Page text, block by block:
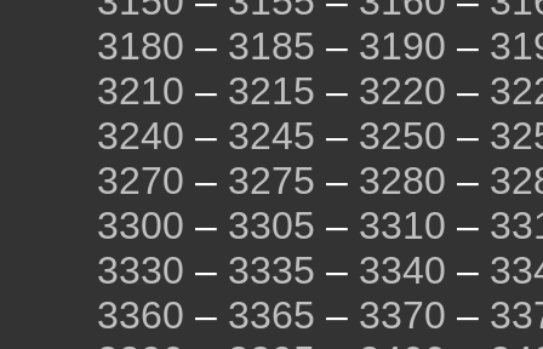
3180 – 3185 – 3190 –
3210 – 3215 – 3220 –
3240 – 3245 – 3250 –
3270 – 3275 – 3280 –
3300 – 3305 – 3310 –
3330 – 3335 – 3340 –
3360 – 3365 – 3370 –